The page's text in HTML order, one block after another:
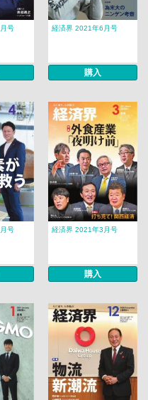
号 経済界 2021年6月号
購入
号 経済界 2021年3月号
購入